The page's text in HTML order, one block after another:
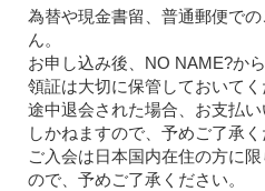
為替や現金書留、普通郵便で
ん。
お申し込み後、NO NAME?か
領証は大切に保管しておいてく
途中退会された場合、お支払
しかねますので、予めご了承く
ご入会は日本国内在住の方に
ので、予めご了承ください。